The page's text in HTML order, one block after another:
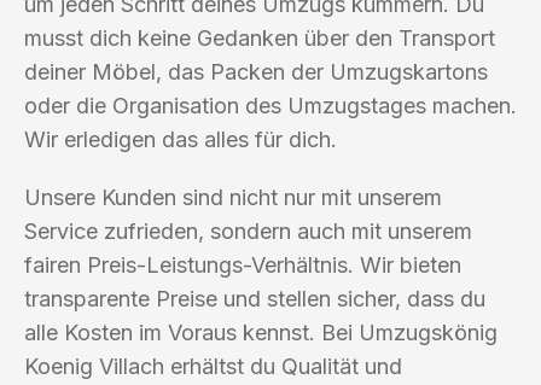
musst dich keine Gedanken über den Transport
deiner Möbel, das Packen der Umzugskartons
oder die Organisation des Umzugstages machen.
Wir erledigen das alles für dich.
Unsere Kunden sind nicht nur mit unserem
Service zufrieden, sondern auch mit unserem
fairen Preis-Leistungs-Verhältnis. Wir bieten
transparente Preise und stellen sicher, dass du
alle Kosten im Voraus kennst. Bei Umzugskönig
Koenig Villach erhältst du Qualität und